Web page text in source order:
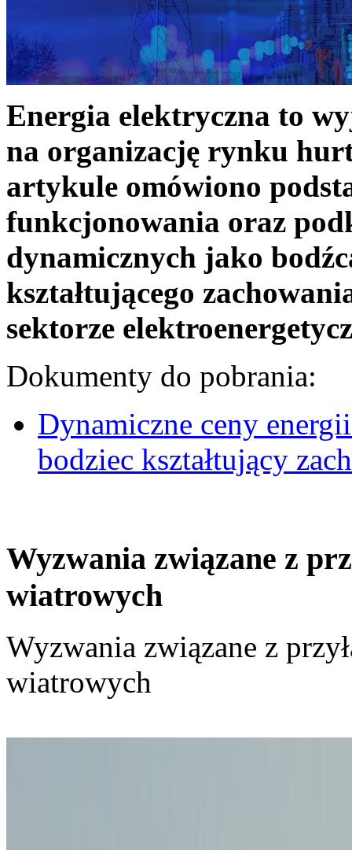
Energia elektryczna to
na organizację rynku
artykule omówiono
funkcjonowania oraz
dynamicznych jako
kształtującego
sektorze
Dokumenty do pobrania:
Dynamiczne ceny
bodziec kształtujący
Wyzwania związane z
wiatrowych
Wyzwania związane z
wiatrowych